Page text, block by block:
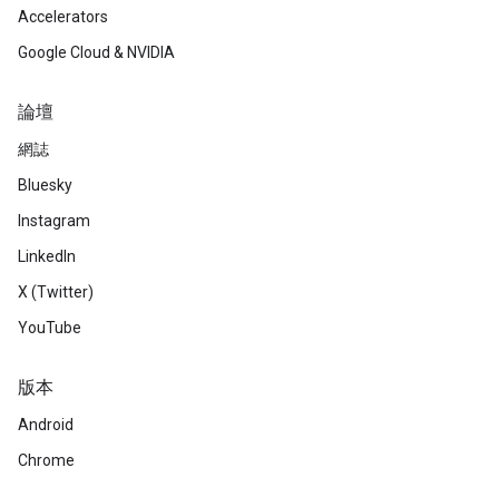
Accelerators
Google Cloud & NVIDIA
論壇
網誌
Bluesky
Instagram
LinkedIn
X (Twitter)
YouTube
版本
Android
Chrome